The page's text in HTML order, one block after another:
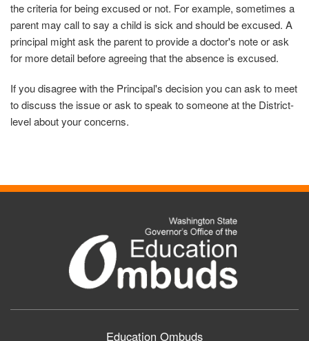
the criteria for being excused or not. For example, sometimes a
parent may call to say a child is sick and should be excused. A
principal might ask the parent to provide a doctor's note or ask
for more detail before agreeing that the absence is excused.
If you disagree with the Principal's decision you can ask to meet
to discuss the issue or ask to speak to someone at the District-
level about your concerns.
Education Ombuds